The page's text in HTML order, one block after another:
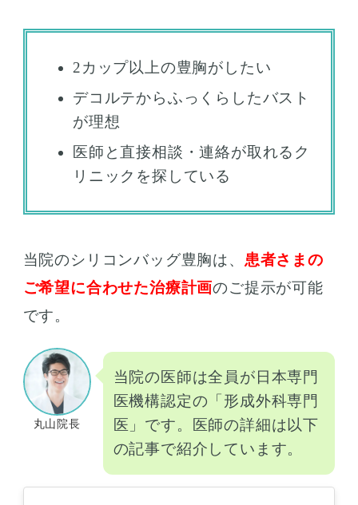
2カップ以上の豊胸がしたい
デコルテからふっくらしたバスト
が理想
医師と直接相談・連絡が取れるク
リニックを探している
当院のシリコンバッグ豊胸は、 患者さまの
ご希望に合わせた治療計画のご提示が可能
です。
丸山院長
当院の医師は全員が日本専門
医機構認定の「形成外科専門
医」です。医師の詳細は以下
の記事で紹介しています。